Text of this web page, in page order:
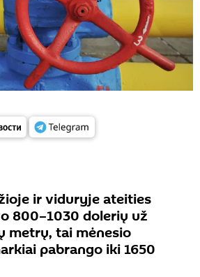
ir viduryje ateities
800–1030 dolerių už
metrų, tai mėnesio
pabrango iki 1650